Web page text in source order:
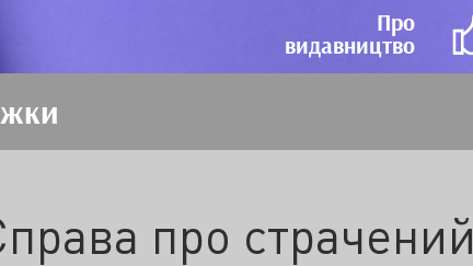
Про
видавництво
про страчений